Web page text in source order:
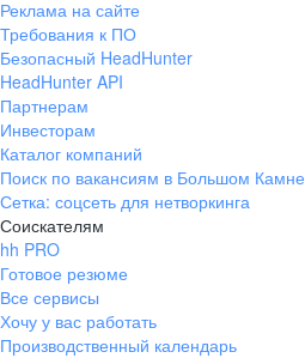
Реклама на сайте
Требования к ПО
Безопасный HeadHunter
HeadHunter API
Партнерам
Инвесторам
Каталог компаний
Поиск по вакансиям в Большом Камне
Сетка: соцсеть для нетворкинга
Соискателям
hh PRO
Готовое резюме
Все сервисы
Хочу у вас работать
Производственный календарь